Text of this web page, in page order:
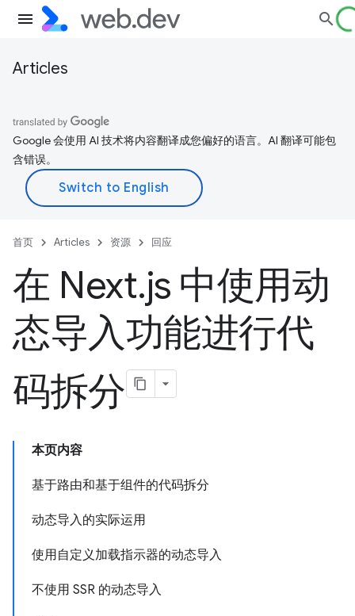
Articles
Google 会使用 AI 技术将内容翻译成您偏好的语言。AI 翻译可能包
含错误。
首页 Articles 资源 回应
在 Next.js 中使用动
态导入功能进行代
码拆分
本页内容
基于路由和基于组件的代码拆分
动态导入的实际运用
使用自定义加载指示器的动态导入
不使用 SSR 的动态导入